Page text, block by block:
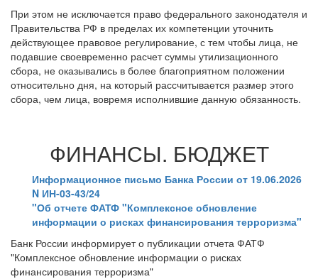
При этом не исключается право федерального законодателя и
Правительства РФ в пределах их компетенции уточнить
действующее правовое регулирование, с тем чтобы лица, не
подавшие своевременно расчет суммы утилизационного
сбора, не оказывались в более благоприятном положении
относительно дня, на который рассчитывается размер этого
сбора, чем лица, вовремя исполнившие данную обязанность.
ФИНАНСЫ. БЮДЖЕТ
Информационное письмо Банка России от 19.06.2026
N ИН-03-43/24
"Об отчете ФАТФ "Комплексное обновление
информации о рисках финансирования терроризма"
Банк России информирует о публикации отчета ФАТФ
"Комплексное обновление информации о рисках
финансирования терроризма"